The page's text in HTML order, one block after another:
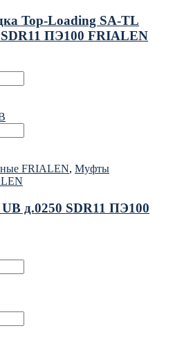
Top-Loading SA-TL
SDR11 ПЭ100 FRIALEN
FRIALEN, Муфты
д.0250 SDR11 ПЭ100